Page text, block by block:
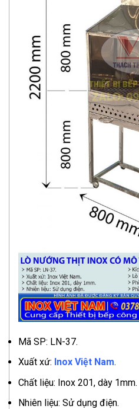
Mã SP: LN-37.
Xuất xứ: Inox Việt Nam.
Chất liệu: Inox 201, dày 1mm.
Nhiên liệu: Sử dụng điện.